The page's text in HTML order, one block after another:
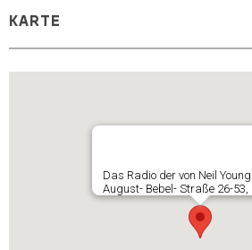
KARTE
Das Radio der von Neil Young
August- Bebel- Straße 26-53,